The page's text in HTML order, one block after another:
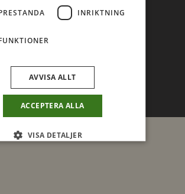
9, 753 20 UPPSALA
52 74
4022
INRIKTNING
ACCEPTERA ALLA
AVVISA ALLT
VISA DETALJER